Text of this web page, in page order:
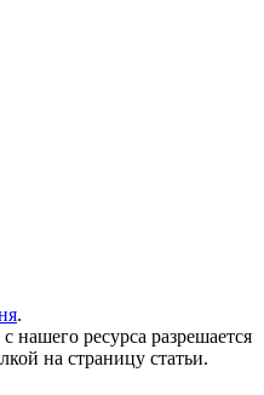
.
нашего ресурса разрешается
на страницу статьи.